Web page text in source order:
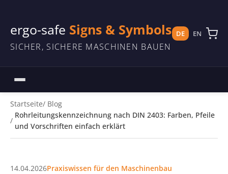
ergo-safe Signs & Symbols
SICHER, SICHERE MASCHINEN BAUEN
DE EN
Startseite Blog
Rohrleitungskennzeichnung nach DIN 2403: Farben, Pfeile
und Vorschriften einfach erklärt
14.04.2026Praxiswissen für den Maschinenbau